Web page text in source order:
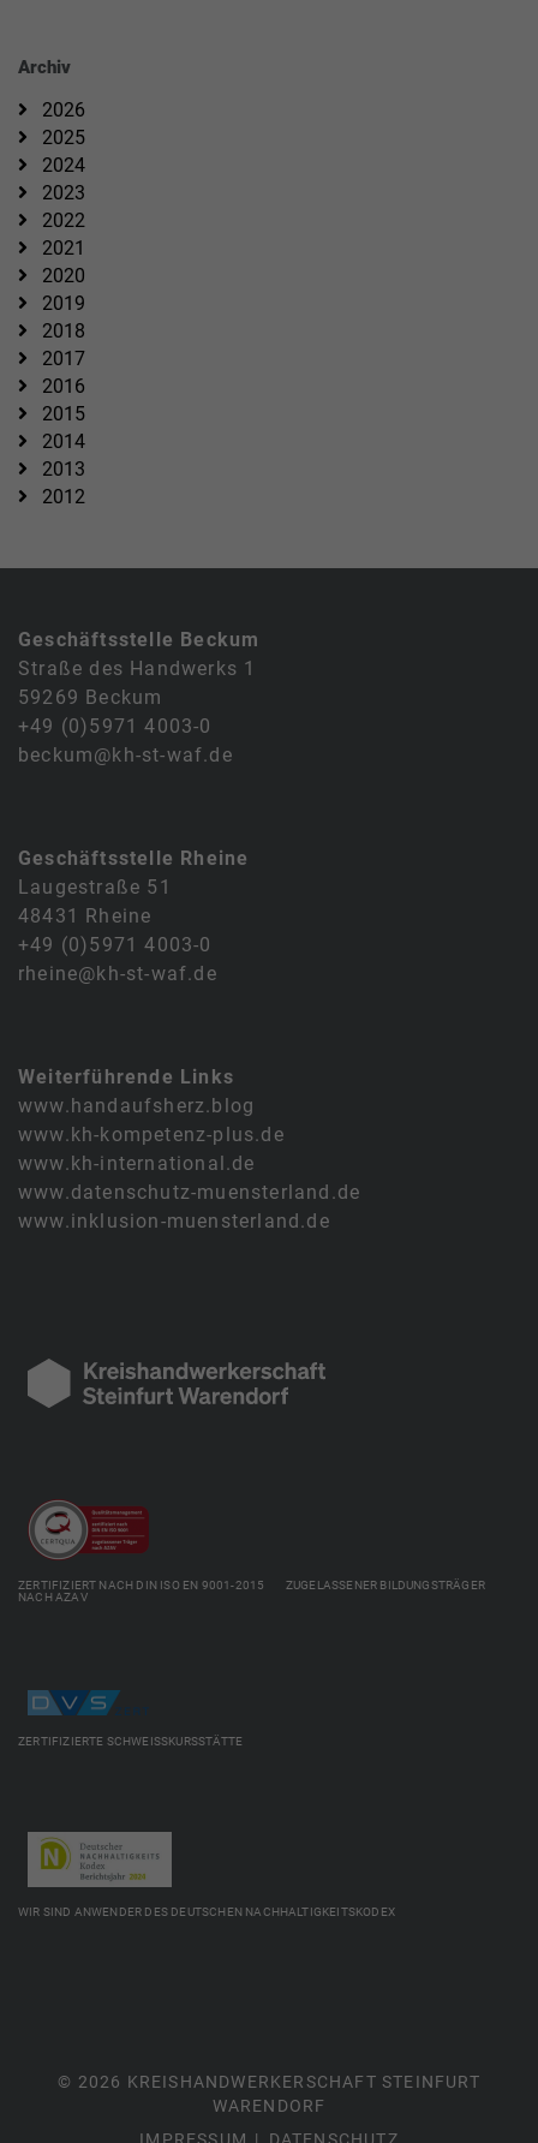
Archiv
2026
2025
2024
2023
2022
2021
2020
2019
2018
2017
2016
2015
2014
2013
2012
Geschäftsstelle Beckum
Straße des Handwerks 1
59269 Beckum
+49 (0)5971 4003-0
beckum@kh-st-waf.de
Geschäftsstelle Rheine
Laugestraße 51
48431 Rheine
+49 (0)5971 4003-0
rheine@kh-st-waf.de
Weiterführende Links
www.handaufsherz.blog
www.kh-kompetenz-plus.de
www.kh-international.de
www.datenschutz-muensterland.de
www.inklusion-muensterland.de
ZERTIFIZIERT NACH DIN ISO EN 9001-2015 ZUGELASSENER BILDUNGSTRÄGER
NACH AZAV
ZERTIFIZIERTE SCHWEISSKURSSTÄTTE
WIR SIND ANWENDER DES DEUTSCHEN NACHHALTIGKEITSKODEX
© 2026 KREISHANDWERKERSCHAFT STEINFURT
WARENDORF
IMPRESSUM
DATENSCHUTZ